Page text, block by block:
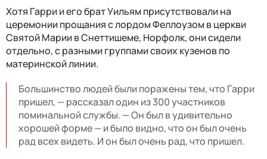
Хотя Гарри и его брат Уильям присутствовали на
церемонии прощания с лордом Феллоузом в церкви
Святой Марии в Снеттишеме, Норфолк, они сидели
отдельно, с разными группами своих кузенов по
материнской линии.
Большинство людей были поражены тем, что Гарри
пришел, — рассказал один из 300 участников
поминальной службы. — Он был в удивительно
хорошей форме — и было видно, что он был очень
рад всех видеть. И он был очень рад, что пришел.